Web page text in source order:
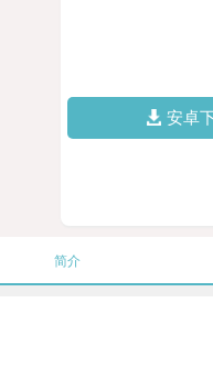
安卓
简介